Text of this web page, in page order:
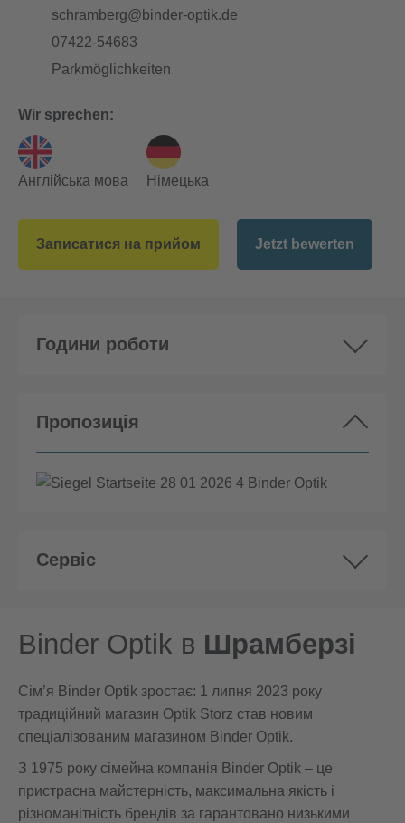
schramberg@binder-optik.de
07422-54683
Parkmöglichkeiten
Wir sprechen:
Англійська мова Німецька
Записатися на прийом Jetzt bewerten
Години роботи
Пропозиція
Сервіс
Binder Optik в Шрамберзі
Сім’я Binder Optik зростає: 1 липня 2023 року
традиційний магазин Optik Storz став новим
спеціалізованим магазином Binder Optik.
З 1975 року сімейна компанія Binder Optik – це
пристрасна майстерність, максимальна якість і
різноманітність брендів за гарантовано низькими